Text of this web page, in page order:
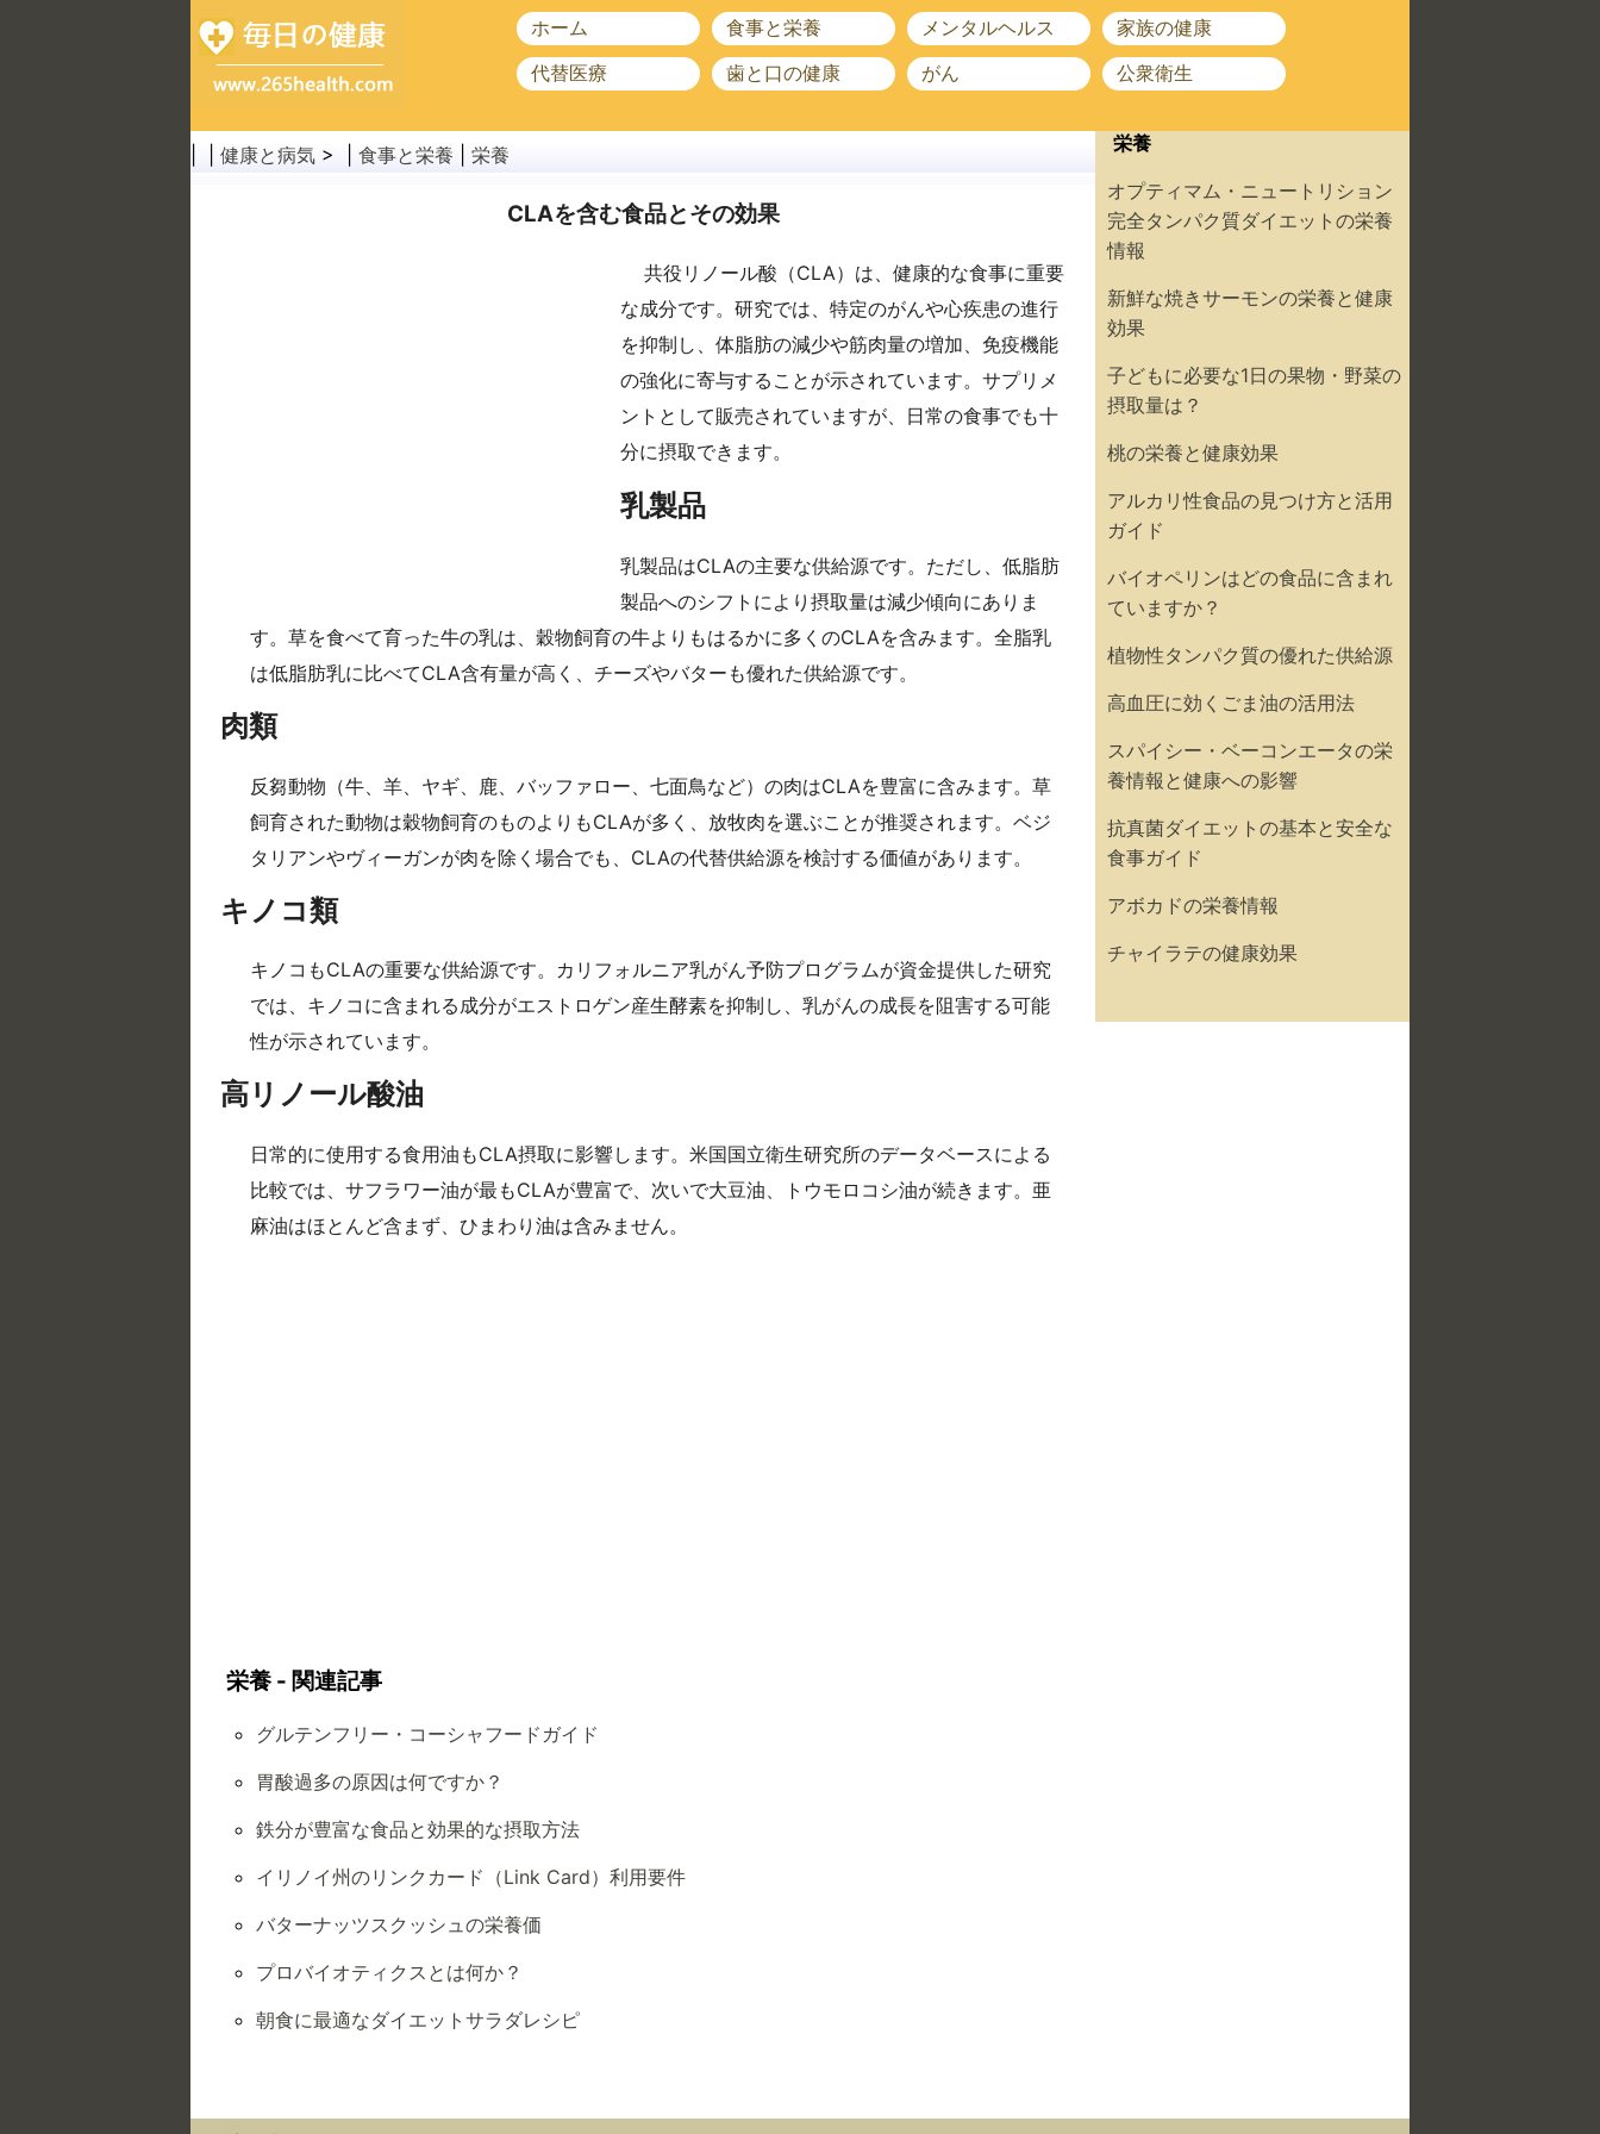
ホーム 食事と栄養 メンタルヘルス
家族の健康
代替医療
歯と口の健康 がん 公衆衛生
健康と病気 > | 食事と栄養 栄養
CLAを含む食品とその効果
共役リノール酸（CLA）は、健康的な食事に重要
な成分です。研究では、特定のがんや心疾患の進行
を抑制し、体脂肪の減少や筋肉量の増加、免疫機能
の強化に寄与することが示されています。サプリメ
ントとして販売されていますが、日常の食事でも十
分に摂取できます。
乳製品
乳製品はCLAの主要な供給源です。ただし、低脂肪
製品へのシフトにより摂取量は減少傾向にありま
す。草を食べて育った牛の乳は、穀物飼育の牛よりもはるかに多くのCLAを含みます。全脂乳
は低脂肪乳に比べてCLA含有量が高く、チーズやバターも優れた供給源です。
肉類
反芻動物（牛、羊、ヤギ、鹿、バッファロー、七面鳥など）の肉はCLAを豊富に含みます。草
飼育された動物は穀物飼育のものよりもCLAが多く、放牧肉を選ぶことが推奨されます。ベジ
タリアンやヴィーガンが肉を除く場合でも、CLAの代替供給源を検討する価値があります。
キノコ類
キノコもCLAの重要な供給源です。カリフォルニア乳がん予防プログラムが資金提供した研究
では、キノコに含まれる成分がエストロゲン産生酵素を抑制し、乳がんの成長を阻害する可能
性が示されています。
高リノール酸油
日常的に使用する食用油もCLA摂取に影響します。米国国立衛生研究所のデータベースによる
比較では、サフラワー油が最もCLAが豊富で、次いで大豆油、トウモロコシ油が続きます。亜
麻油はほとんど含まず、ひまわり油は含みません。
栄養 - 関連記事
グルテンフリー・コーシャフードガイド
胃酸過多の原因は何ですか？
鉄分が豊富な食品と効果的な摂取方法
イリノイ州のリンクカード（Link Card）利用要件
バターナッツスクッシュの栄養価
プロバイオティクスとは何か？
朝食に最適なダイエットサラダレシピ
栄養
オプティマム・ニュートリション
完全タンパク質ダイエットの栄養
情報
新鮮な焼きサーモンの栄養と健康
効果
子どもに必要な1日の果物・野菜の
摂取量は？
桃の栄養と健康効果
アルカリ性食品の見つけ方と活用
ガイド
バイオペリンはどの食品に含まれ
ていますか？
植物性タンパク質の優れた供給源
高血圧に効くごま油の活用法
スパイシー・ベーコンエータの栄
養情報と健康への影響
抗真菌ダイエットの基本と安全な
食事ガイド
アボカドの栄養情報
チャイラテの健康効果